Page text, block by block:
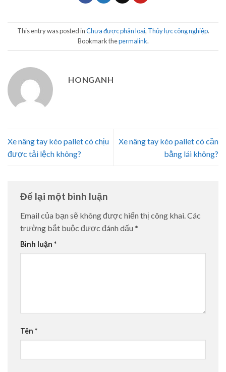
This entry was posted inChưa được phân loại, Thủy lực công nghiệp.
Bookmark thepermalink.
HONGANH
Xe nâng tay kéo pallet có chịu
được tải lệch không?
Xe nâng tay kéo pallet có cần
bằng lái không?
Để lại một bình luận
Email của bạn sẽ không được hiển thị công khai.Các
trường bắt buộc được đánh dấu *
Bình luận *
Tên *